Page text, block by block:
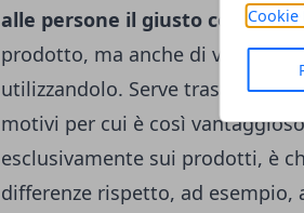
Cookie
alle persone il giusto
prodotto, ma anche di vendere
utilizzandolo. Serve
motivi per cui è così
esclusivamente sui prodotti, è
differenze rispetto, ad esempio,